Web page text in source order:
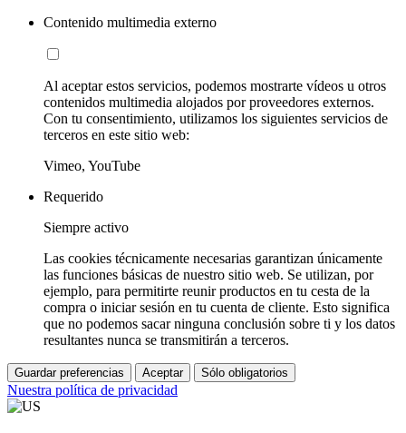
Contenido multimedia externo
Al aceptar estos servicios, podemos mostrarte vídeos u otros
contenidos multimedia alojados por proveedores externos.
Con tu consentimiento, utilizamos los siguientes servicios de
terceros en este sitio web:
Vimeo, YouTube
Requerido
Siempre activo
Las cookies técnicamente necesarias garantizan únicamente
las funciones básicas de nuestro sitio web. Se utilizan, por
ejemplo, para permitirte reunir productos en tu cesta de la
compra o iniciar sesión en tu cuenta de cliente. Esto significa
que no podemos sacar ninguna conclusión sobre ti y los datos
resultantes nunca se transmitirán a terceros.
Guardar preferencias Aceptar Sólo obligatorios
Nuestra política de privacidad